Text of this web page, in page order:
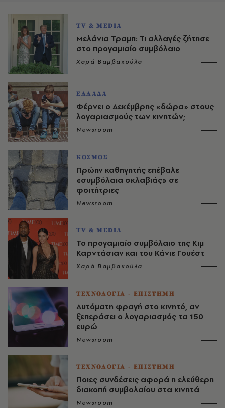
TV & MEDIA
Μελάνια Τραμπ: Τι αλλαγές ζήτησε
στο προγαμιαίο συμβόλαιο
Χαρά Βαμβακούλα
ΕΛΛΑΔΑ
Φέρνει ο Δεκέμβρης «δώρα» στους
λογαριασμούς των κινητών;
Newsroom
ΚΟΣΜΟΣ
Πρώην καθηγητής επέβαλε
«συμβόλαια σκλαβιάς» σε
φοιτήτριες
Newsroom
TV & MEDIA
Το προγαμιαίο συμβόλαιο της Κιμ
Καρντάσιαν και του Κάνιε Γουέστ
Χαρά Βαμβακούλα
ΤΕΧΝΟΛΟΓΙΑ - ΕΠΙΣΤΗΜΗ
Αυτόματη φραγή στο κινητό, αν
ξεπεράσει ο λογαριασμός τα 150
ευρώ
Newsroom
ΤΕΧΝΟΛΟΓΙΑ - ΕΠΙΣΤΗΜΗ
Ποιες συνδέσεις αφορά η ελεύθερη
διακοπή συμβολαίου στα κινητά
Newsroom